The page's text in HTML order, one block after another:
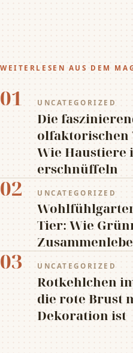
WEITERLESEN AUS DEM
01 UNCATEGORIZED
Die
olfaktorischen
Wie Haustiere
erschnüffeln
02 UNCATEGORIZED
Tier: Wie
03 UNCATEGORIZED
Rotkehlchen
die rote Brust
Dekoration ist